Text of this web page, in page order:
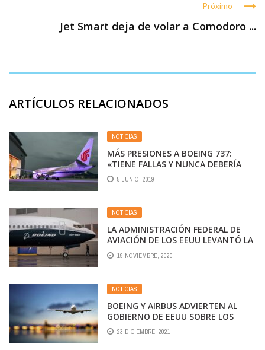
Próximo
Jet Smart deja de volar a Comodoro ...
ARTÍCULOS RELACIONADOS
NOTICIAS
MÁS PRESIONES A BOEING 737:
«TIENE FALLAS Y NUNCA DEBERÍA
VOLVER A VOLAR»
5 JUNIO, 2019
NOTICIAS
LA ADMINISTRACIÓN FEDERAL DE
AVIACIÓN DE LOS EEUU LEVANTÓ LA
PROHIBICIÓN DE VUELO A LOS
BOEING 737 MAX
19 NOVIEMBRE, 2020
NOTICIAS
BOEING Y AIRBUS ADVIERTEN AL
GOBIERNO DE EEUU SOBRE LOS
RIESGOS DE LA TECNOLOGÍA 5G
PARA LA AVIACIÓN
23 DICIEMBRE, 2021